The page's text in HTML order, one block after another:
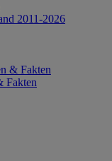
2011-2026
& Fakten
Fakten